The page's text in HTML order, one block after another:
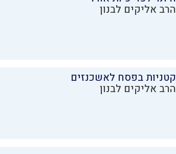
הרב אליקים לבנון
קטניות בפסח לאשכנזים
הרב אליקים לבנון